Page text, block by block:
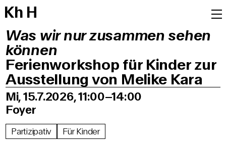
Kh H
Was wir nur zusammen sehen
können
Ferienworkshop für Kinder zur
Ausstellung von Melike Kara
Mi, 15.7.2026, 11:00–14:00
Foyer
Partizipativ Für Kinder